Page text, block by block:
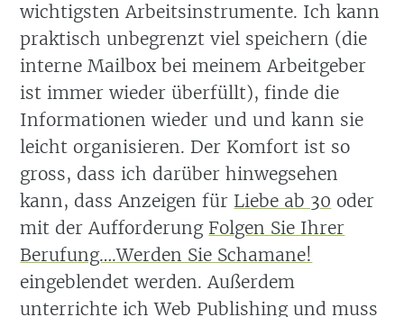
wichtigsten Arbeitsinstrumente. Ich kann
praktisch unbegrenzt viel speichern (die
interne Mailbox bei meinem Arbeitgeber
ist immer wieder überfüllt), finde die
Informationen wieder und und kann sie
leicht organisieren. Der Komfort ist so
gross, dass ich darüber hinwegsehen
kann, dass Anzeigen für Liebe ab 30 oder
mit der Aufforderung Folgen Sie Ihrer
Berufung….Werden Sie Schamane!
eingeblendet werden. Außerdem
unterrichte ich Web Publishing und muss